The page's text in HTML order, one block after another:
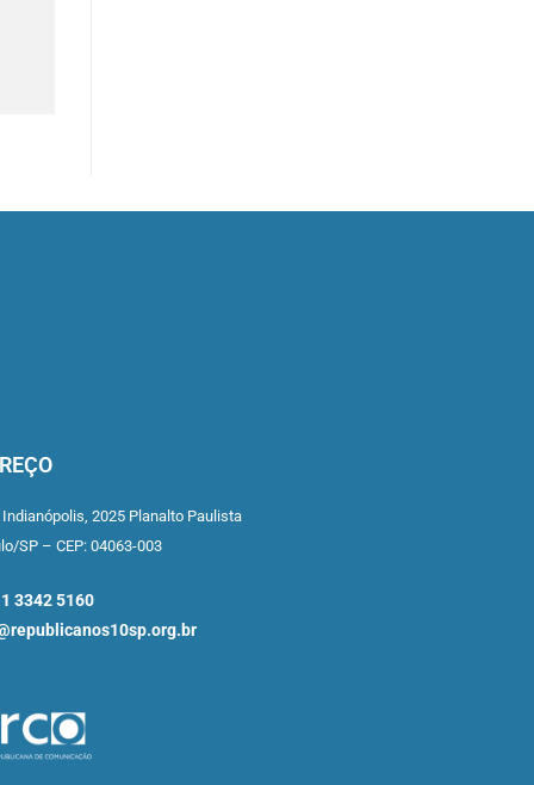
2025 Planalto Paulista
SP – CEP: 04063-003
3342 5160